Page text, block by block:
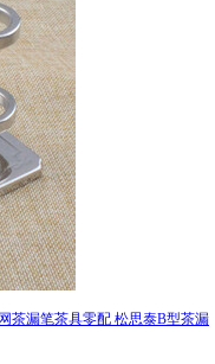
茶漏笔茶具零配 松思泰B型茶漏